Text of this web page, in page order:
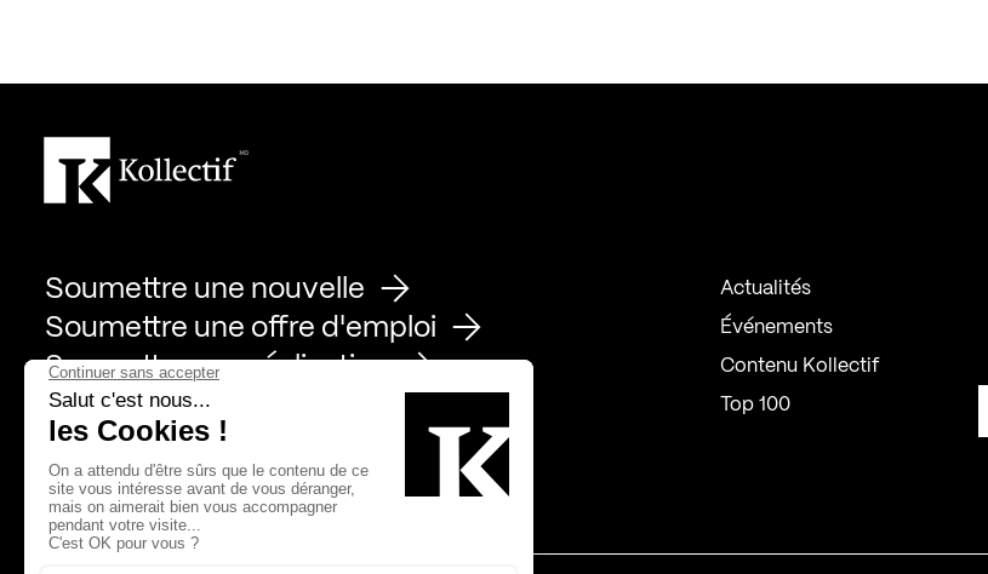
Soumettre une nouvelle
Soumettre une offre d'emploi
Soumettre une réalisation
Actualités
Événements
Contenu Kollectif
Top 100
Page Facebook de Kollectif
Page Instagram de Kollectif
Page Linkedin de Kollectif